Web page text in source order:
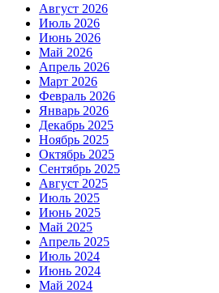
Август 2026
Июль 2026
Июнь 2026
Май 2026
Апрель 2026
Март 2026
Февраль 2026
Январь 2026
Декабрь 2025
Ноябрь 2025
Октябрь 2025
Сентябрь 2025
Август 2025
Июль 2025
Июнь 2025
Май 2025
Апрель 2025
Июль 2024
Июнь 2024
Май 2024